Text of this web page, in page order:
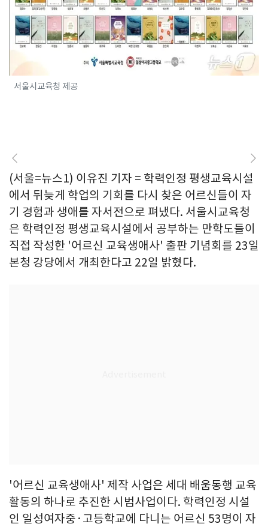
서울시교육청 제공
(서울=뉴스1) 이유진 기자 = 학력인정 평생교육시설
에서 뒤늦게 학업의 기회를 다시 찾은 어르신들이 자
기 경험과 생애를 자서전으로 펴냈다. 서울시교육청
은 학력인정 평생교육시설에서 공부하는 만학도들이
직접 작성한 '어르신 교육생애사' 출판 기념회를 23일
본청 강당에서 개최한다고 22일 밝혔다.
'어르신 교육생애사' 제작 사업은 세대 배움동행 교육
활동의 하나로 추진한 시범사업이다. 학력인정 시설
인 일성여자중·고등학교에 다니는 어르신 53명이 자